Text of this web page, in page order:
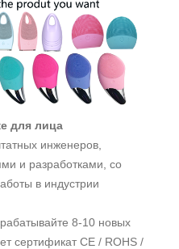
для лица
инженеров,
и разработками, со
в индустрии
8-10 новых
сертификат CE / ROHS /